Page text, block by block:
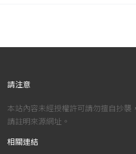
請注意
本站內容未經授權許可請勿擅自抄襲
請註明來源網址。
相關連結